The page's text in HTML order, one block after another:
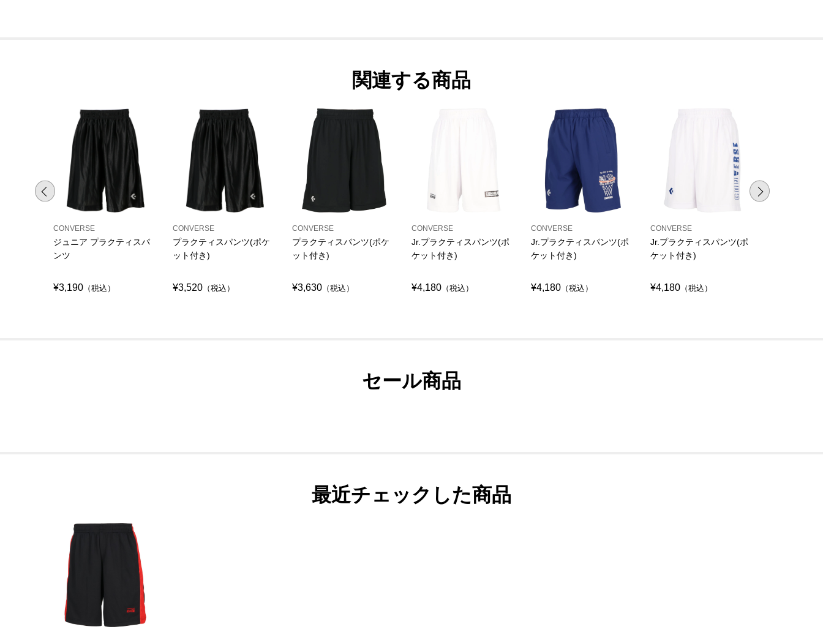
関連する商品
CONVERSE
ジュニア プラクティスパ
ンツ
¥3,190 （税込）
CONVERSE
プラクティスパンツ(ポケ
ット付き)
¥3,520 （税込）
CONVERSE
プラクティスパンツ(ポケ
ット付き)
¥3,630 （税込）
CONVERSE
Jr.プラクティスパンツ(ポ
ケット付き)
¥4,180 （税込）
CONVERSE
Jr.プラクティスパンツ(ポ
ケット付き)
¥4,180 （税込）
CONVERSE
Jr.プラクティスパンツ(ポ
ケット付き)
¥4,180 （税込）
セール商品
最近チェックした商品